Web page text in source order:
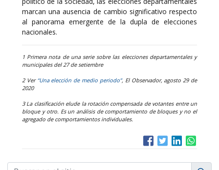
marcan una ausencia de cambio significativo respecto
al panorama emergente de la dupla de elecciones
nacionales.
1 Primera nota de una serie sobre las elecciones departamentales y
municipales del 27 de setiembre
2 Ver “Una elección de medio periodo”, El Observador, agosto 29 de
2020
3 La clasificación elude la rotación compensada de votantes entre un
bloque y otro. Es un análisis de comportamiento de bloques y no el
agregado de comportamientos individuales.